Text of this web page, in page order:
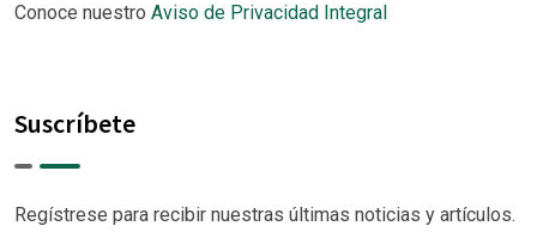
Conoce nuestro Aviso de Privacidad Integral
Suscríbete
Regístrese para recibir nuestras últimas noticias y artículos.